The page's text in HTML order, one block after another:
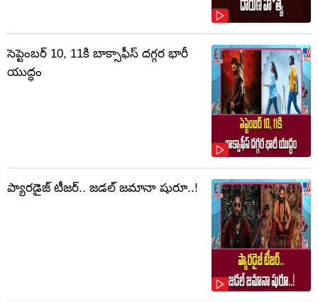
సెప్టెంబర్‌ 10, 11కి బాక్సాఫీస్ దగ్గర భారీ
యుద్ధం
ప్యారడైజ్ టీజర్.. జడల్ జమానా షురూ..!